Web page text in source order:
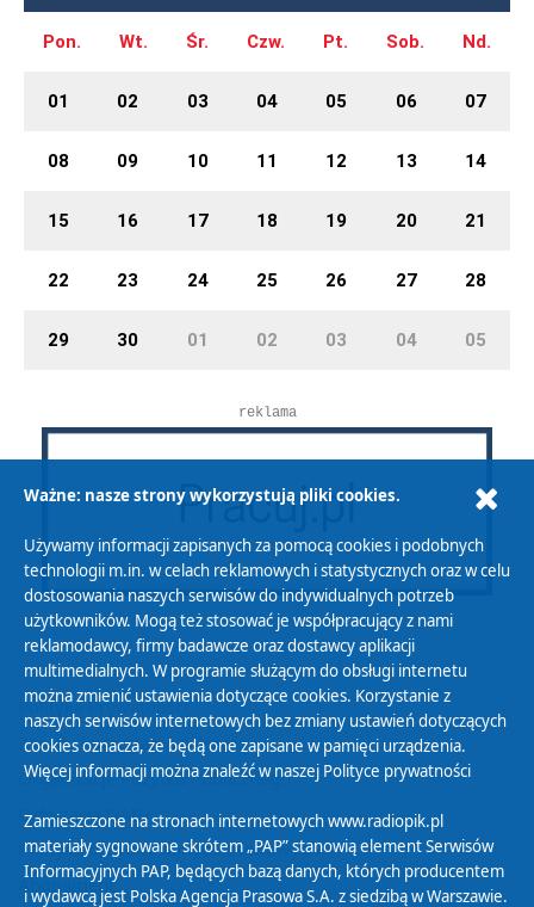
Pon. Wt. Śr. Czw. Pt. Sob. Nd.
01 02 03 04 05 06 07
08 09 10 11 12 13 14
15 16 17 18 19 20 21
22 23 24 25 26 27 28
29 30 01 02 03 04 05
reklama
Polityka Prywatności
Zasady korzystania z Serwisu
Organizacje Pożytku Publicznego
Cyfryzacja DAB+
Polityka ochrony danych osobowych
Abonament
Ważne: nasze strony wykorzystują pliki cookies.
Używamy informacji zapisanych za pomocą cookies i podobnych
technologii m.in. w celach reklamowych i statystycznych oraz w celu
dostosowania naszych serwisów do indywidualnych potrzeb
użytkowników. Mogą też stosować je współpracujący z nami
reklamodawcy, firmy badawcze oraz dostawcy aplikacji
multimedialnych. W programie służącym do obsługi internetu
można zmienić ustawienia dotyczące cookies. Korzystanie z
naszych serwisów internetowych bez zmiany ustawień dotyczących
cookies oznacza, że będą one zapisane w pamięci urządzenia.
Więcej informacji można znaleźć w naszej Polityce prywatności
Zamieszczone na stronach internetowych www.radiopik.pl
materiały sygnowane skrótem „PAP” stanowią element Serwisów
Informacyjnych PAP, będących bazą danych, których producentem
i wydawcą jest Polska Agencja Prasowa S.A. z siedzibą w Warszawie.